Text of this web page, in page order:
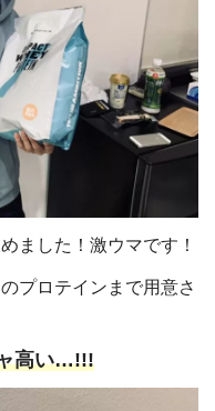
ました！激ウマです！
プロテインまで用意さ
高い…!!!